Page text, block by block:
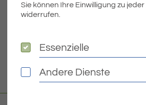
Dateigröße
DOWNLOAD
Sie können Ihre Einwilligung zu jeder
widerrufen.
Essenzielle
Essenzielle
Andere Dienste
Andere Dienste